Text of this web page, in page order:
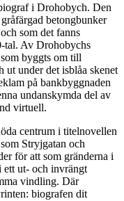
i Drohobych. Den
betongbunker
som det fanns
tal. Av Drohobychs
byggts om till
ut under det isblåa skenet
på bankbyggnaden
undanskymda del av
virtuell.
centrum i titelnovellen
Stryjgatan och
för att som gränderna i
ett ut- och invrängt
vindling. Där
biografen dit